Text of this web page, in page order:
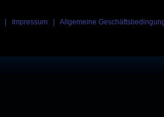
Impressum Allgemeine